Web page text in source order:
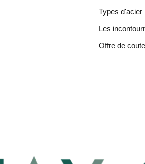
Types d'acier
Les
Offre de